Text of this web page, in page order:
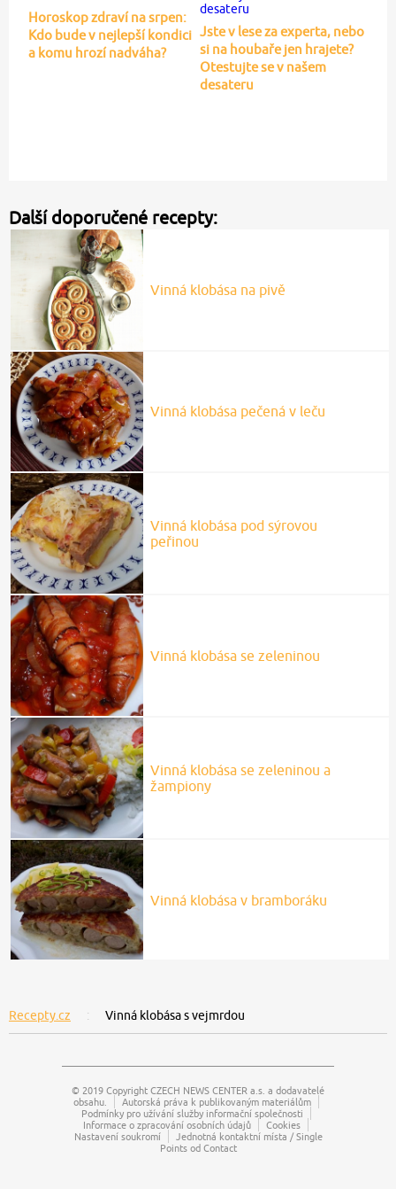
Horoskop zdraví na srpen:
Kdo bude v nejlepší kondici
a komu hrozí nadváha?
Jste v lese za experta, nebo
si na houbaře jen hrajete?
Otestujte se v našem
desateru
Další doporučené recepty:
Vinná klobása na pivě
Vinná klobása pečená v leču
Vinná klobása pod sýrovou
peřinou
Vinná klobása se zeleninou
Vinná klobása se zeleninou a
žampiony
Vinná klobása v bramboráku
Recepty.cz Vinná klobása s vejmrdou
© 2019 Copyright CZECH NEWS CENTER a.s. a dodavatelé
obsahu.
Autorská práva k publikovaným materiálům
Podmínky pro užívání služby informační společnosti
Informace o zpracování osobních údajů
Cookies
Nastavení soukromí
Jednotná kontaktní místa / Single
Points od Contact